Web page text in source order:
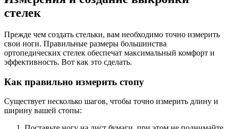
стелек
Прежде чем создать стельки, вам необходимо точно измерить
свои ноги. Правильные размеры большинства
ортопедических стелек обеспечат максимальный комфорт и
эффективность. Вот как это сделать.
Как правильно измерить стопу
Существует несколько шагов, чтобы точно измерить длину и
ширину вашей стопы: